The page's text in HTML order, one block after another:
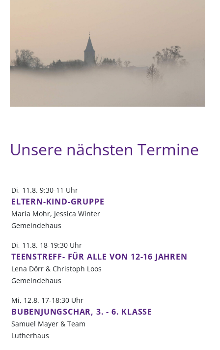
Unsere nächsten Termine
Di, 11.8. 9:30-11 Uhr
ELTERN-KIND-GRUPPE
Maria Mohr, Jessica Winter
Gemeindehaus
Di, 11.8. 18-19:30 Uhr
TEENSTREFF- FÜR ALLE VON 12-16 JAHREN
Lena Dörr & Christoph Loos
Gemeindehaus
Mi, 12.8. 17-18:30 Uhr
BUBENJUNGSCHAR, 3. - 6. KLASSE
Samuel Mayer & Team
Lutherhaus